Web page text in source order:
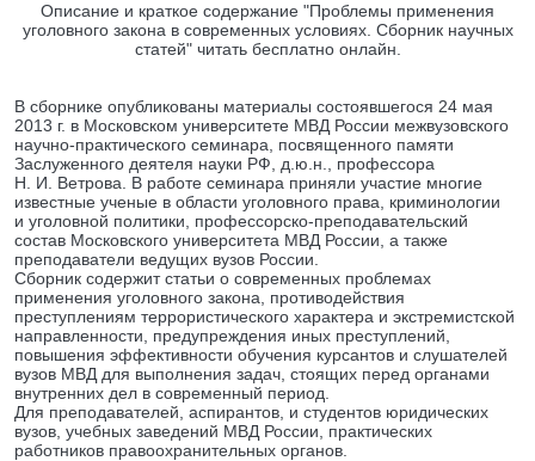
Описание и краткое содержание "Проблемы применения
уголовного закона в современных условиях. Сборник научных
статей" читать бесплатно онлайн.
В сборнике опубликованы материалы состоявшегося 24 мая
2013 г. в Московском университете МВД России межвузовского
научно-практического семинара, посвященного памяти
Заслуженного деятеля науки РФ, д.ю.н., профессора
Н. И. Ветрова. В работе семинара приняли участие многие
известные ученые в области уголовного права, криминологии
и уголовной политики, профессорско-преподавательский
состав Московского университета МВД России, а также
преподаватели ведущих вузов России.
Сборник содержит статьи о современных проблемах
применения уголовного закона, противодействия
преступлениям террористического характера и экстремистской
направленности, предупреждения иных преступлений,
повышения эффективности обучения курсантов и слушателей
вузов МВД для выполнения задач, стоящих перед органами
внутренних дел в современный период.
Для преподавателей, аспирантов, и студентов юридических
вузов, учебных заведений МВД России, практических
работников правоохранительных органов.